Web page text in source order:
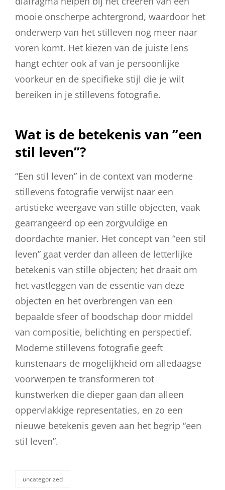
mooie onscherpe achtergrond, waardoor het
onderwerp van het stilleven nog meer naar
voren komt. Het kiezen van de juiste lens
hangt echter ook af van je persoonlijke
voorkeur en de specifieke stijl die je wilt
bereiken in je stillevens fotografie.
Wat is de betekenis van “een
stil leven”?
“Een stil leven” in de context van moderne
stillevens fotografie verwijst naar een
artistieke weergave van stille objecten, vaak
gearrangeerd op een zorgvuldige en
doordachte manier. Het concept van “een stil
leven” gaat verder dan alleen de letterlijke
betekenis van stille objecten; het draait om
het vastleggen van de essentie van deze
objecten en het overbrengen van een
bepaalde sfeer of boodschap door middel
van compositie, belichting en perspectief.
Moderne stillevens fotografie geeft
kunstenaars de mogelijkheid om alledaagse
voorwerpen te transformeren tot
kunstwerken die dieper gaan dan alleen
oppervlakkige representaties, en zo een
nieuwe betekenis geven aan het begrip “een
stil leven”.
categorieën
uncategorized